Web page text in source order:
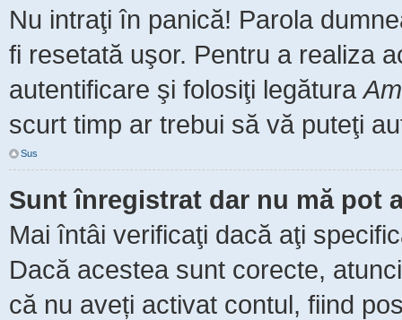
Nu intraţi în panică! Parola
fi resetată uşor. Pentru a realiza
autentificare şi folosiţi legătura
scurt timp ar trebui să vă puteţi
Sus
Sunt înregistrat dar nu mă pot
Mai întâi verificaţi dacă aţi
Dacă acestea sunt corecte,
că nu aveți activat contul, fiind